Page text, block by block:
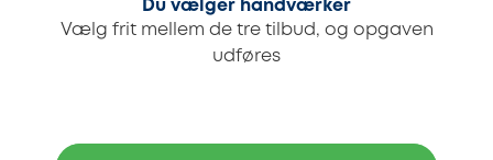
Du vælger håndværker
Vælg frit mellem de tre tilbud, og opgaven
udføres